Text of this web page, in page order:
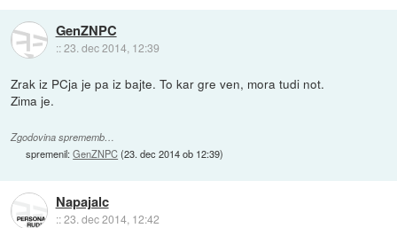
GenZNPC
::23. dec 2014, 12:39
Zrak iz PCja je pa iz bajte. To kar gre ven, mora tudi not.
Zima je.
Zgodovina sprememb…
spremenil:GenZNPC(23. dec 2014 ob 12:39)
Napajalc
::23. dec 2014, 12:42